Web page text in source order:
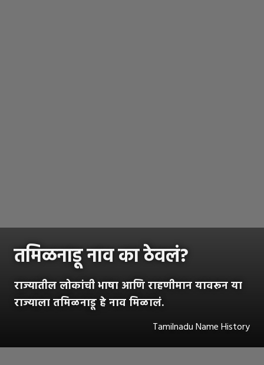
तमिळनाडू नाव का ठेवलं?
राज्यातील लोकांची भाषा आणि राहणीमान यावरून या
राज्याला तमिळनाडू हे नाव मिळालं.
Tamilnadu Name History